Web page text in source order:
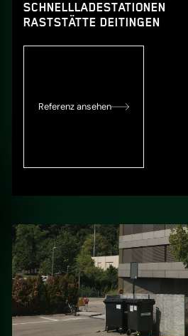
SCHNELLLADESTATIONEN
RASTSTÄTTE DEITINGEN
Referenz ansehen